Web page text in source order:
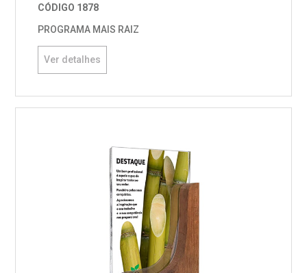
CÓDIGO 1878
PROGRAMA MAIS RAIZ
Ver detalhes